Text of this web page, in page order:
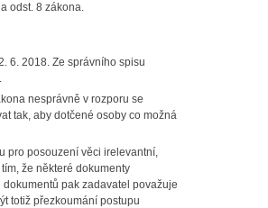
odst. 8 zákona.
2018. Ze správního spisu
nesprávně v rozporu se
tak, aby dotčené osoby co možná
posouzení věci irelevantní,
že některé dokumenty
pak zadavatel považuje
totiž přezkoumání postupu